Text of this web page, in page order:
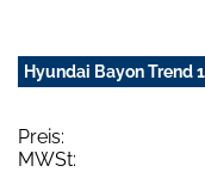
Hyundai Bayon Trend
Preis:
MWSt: